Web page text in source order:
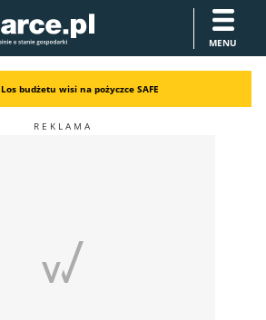
MENU
Los budżetu wisi na pożyczce SAFE